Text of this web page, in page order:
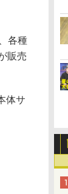
各種
販売
体サ